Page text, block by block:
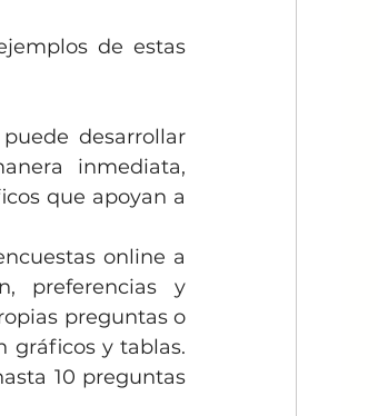
de estas
desarrollar
inmediata,
que apoyan a
online a
preferencias y
preguntas o
gráficos y tablas.
10 preguntas